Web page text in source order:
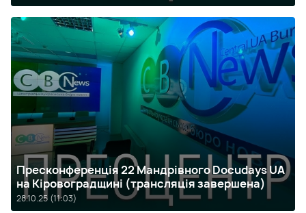
Пресконференція 22 Мандрівного Docudays UA
на Кіровоградщині (трансляція завершена)
28.10.25 (11:03)